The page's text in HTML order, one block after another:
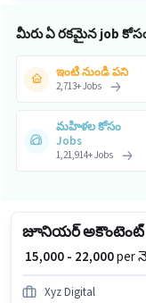
మీరు ఏ రకమైన job కోసం
ఇంటి నుండి పని
2,713+Jobs
మహిళల కోసం
Jobs
1,21,914+Jobs
జూనియర్ అకౌంటెంట్
₹ 15,000 - 22,000per
Xyz Digital